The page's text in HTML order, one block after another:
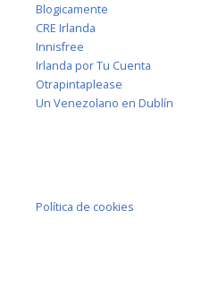
Blogicamente
CRE Irlanda
Innisfree
Irlanda por Tu Cuenta
Otrapintaplease
Un Venezolano en Dublín
Política de cookies